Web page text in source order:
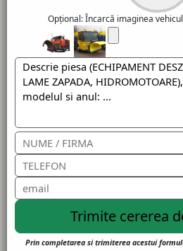
Opțional: Încarcă imaginea
Prin completarea si trimiterea acestui